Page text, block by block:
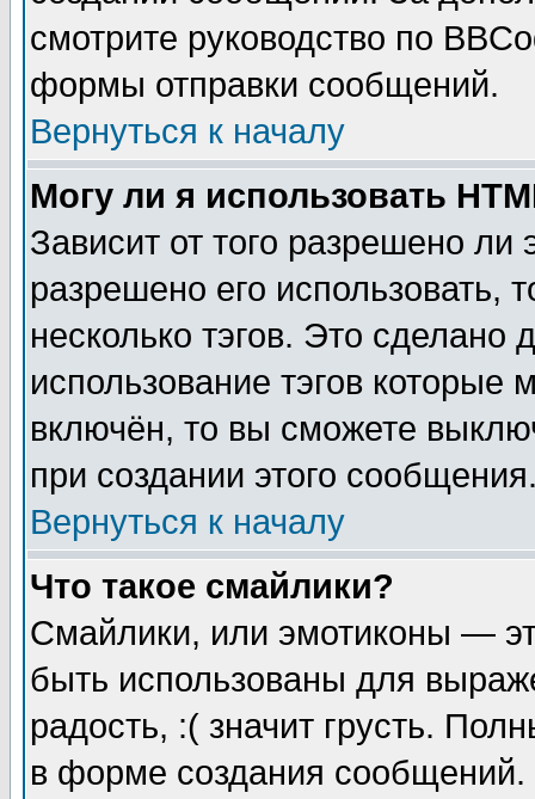
смотрите руководство по
формы отправки сообщений.
Вернуться к началу
Могу ли я использовать
Зависит от того разрешено
разрешено его использовать,
несколько тэгов. Это сделано
использование тэгов
включён, то вы сможете
при создании этого
Вернуться к началу
Что такое смайлики?
Смайлики, или эмотиконы —
быть использованы для
радость, :( значит грусть.
в форме создания сообщений.